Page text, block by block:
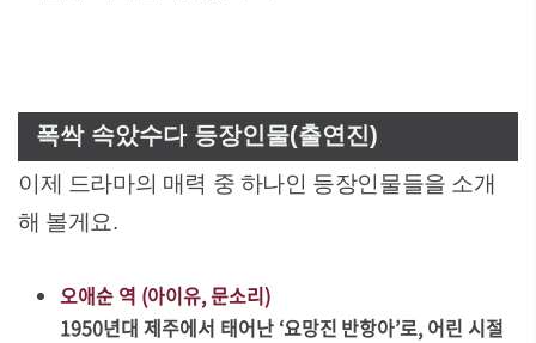
폭싹 속았수다 등장인물(출연진)
이제 드라마의 매력 중 하나인 등장인물들을 소개
해 볼게요.
오애순 역 (아이유, 문소리)
1950년대 제주에서 태어난 ‘요망진 반항아’로, 어린 시절